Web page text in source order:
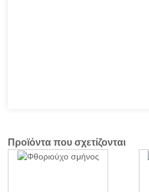
Προϊόντα που σχετίζονται